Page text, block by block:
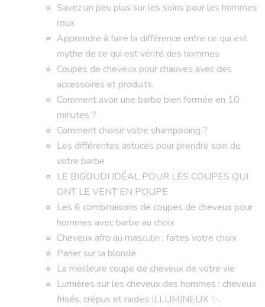
Savez un peu plus sur les soins pour les hommes
roux
Apprendre à faire la différence entre ce qui est
mythe de ce qui est vérité des hommes
Coupes de cheveux pour chauves avec des
accessoires et produits.
Comment avoir une barbe bien formée en 10
minutes ?
Comment choisir votre shampooing ?
Les différentes astuces pour prendre soin de
votre barbe
LE BIGOUDI IDÉAL POUR LES COUPES QUI
ONT LE VENT EN POUPE
Les 6 combinaisons de coupes de cheveux pour
hommes avec barbe au choix
Cheveux afro au masculin : faites votre choix
Parier sur la blonde
La meilleure coupe de cheveux de votre vie
Lumières sur les cheveux des hommes : cheveux
frisés, crépus et raides ILLUMINEUX ✨.